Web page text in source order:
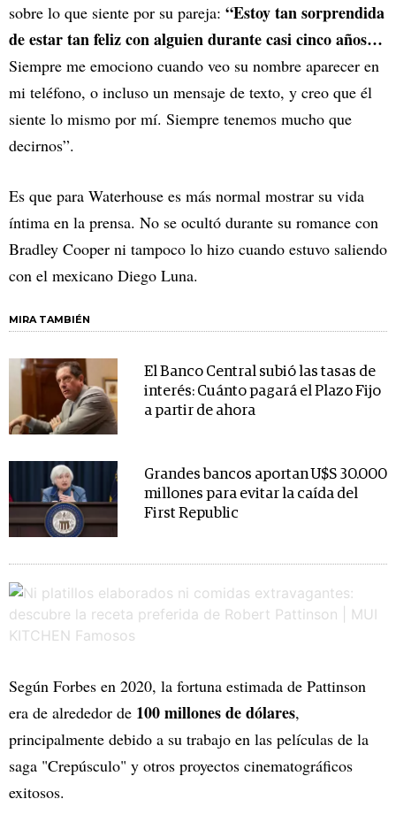
sobre lo que siente por su pareja: “Estoy tan sorprendida
de estar tan feliz con alguien durante casi cinco años…
Siempre me emociono cuando veo su nombre aparecer en
mi teléfono, o incluso un mensaje de texto, y creo que él
siente lo mismo por mí. Siempre tenemos mucho que
decirnos”.
Es que para Waterhouse es más normal mostrar su vida
íntima en la prensa. No se ocultó durante su romance con
Bradley Cooper ni tampoco lo hizo cuando estuvo saliendo
con el mexicano Diego Luna.
MIRA TAMBIÉN
El Banco Central subió las tasas de
interés: Cuánto pagará el Plazo Fijo
a partir de ahora
Grandes bancos aportan U$S 30.000
millones para evitar la caída del
First Republic
Según Forbes en 2020, la fortuna estimada de Pattinson
era de alrededor de 100 millones de dólares,
principalmente debido a su trabajo en las películas de la
saga "Crepúsculo" y otros proyectos cinematográficos
exitosos.